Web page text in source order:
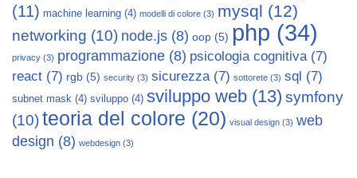
(11) machine learning (4) modelli di colore (3) mysql (12)
networking (10) node.js (8) oop (5) php (34)
privacy (3) programmazione (8) psicologia cognitiva(7)
react (7) rgb (5) security (3) sicurezza(7) sottorete (3) sql (7)
subnet mask (4) sviluppo (4) sviluppo web (13) symfony
(10)teoria del colore (20) visual design (3) web
design (8) webdesign (3)